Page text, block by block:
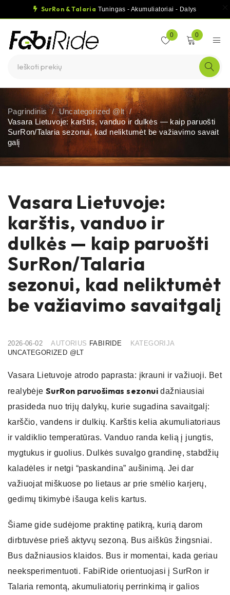
SurRon & Talaria Tuningas - Akumuliatoriai - Dalys
0 0
Pagrindinis / Uncategorized @lt /
Vasara Lietuvoje: karštis, vanduo ir dulkės — kaip paruošti
SurRon/Talaria sezonui, kad neliktumėt be važiavimo savait
galį
Vasara Lietuvoje:
karštis, vanduo ir
dulkės — kaip paruošti
SurRon/Talaria
sezonui, kad neliktumėt
be važiavimo savaitgalį
2026-06-02 AUTORIUS FABIRIDE
KATEGORIJA
UNCATEGORIZED @LT
Vasara Lietuvoje atrodo paprasta: įkrauni ir važiuoji. Bet
realybėjeSurRon paruošimas sezonui dažniausiai
prasideda nuo trijų dalykų, kurie sugadina savaitgalį:
karščio, vandens ir dulkių. Karštis kelia akumuliatoriaus
ir valdiklio temperatūras. Vanduo randa kelią į jungtis,
mygtukus ir guolius. Dulkės suvalgo grandinę, stabdžių
kaladėles ir netgi “paskandina” aušinimą. Jei dar
važiuojat miškuose po lietaus ar prie smėlio karjerų,
gedimų tikimybė išauga kelis kartus.
Šiame gide sudėjome praktinę patikrą, kurią darom
dirbtuvėse prieš aktyvų sezoną. Bus aiškūs žingsniai.
Bus dažniausios klaidos. Bus ir momentai, kada geriau
neeksperimentuoti. FabiRide orientuojasi į SurRon ir
Talaria remontą, akumuliatorių perrinkimą ir galios